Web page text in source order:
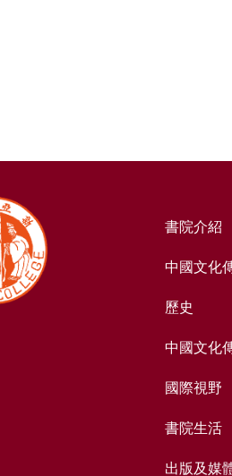
書院介紹
中國文化
歷史
中國文化
國際視野
書院生活
出版及媒